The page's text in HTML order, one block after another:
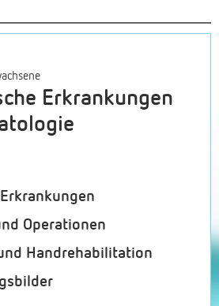
Erkrankungen
Operationen
Handrehabilitation